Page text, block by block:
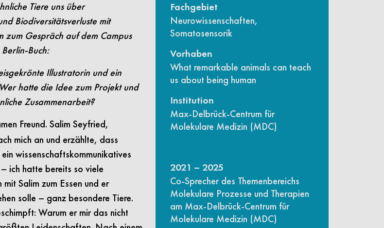
Tiere uns über
Biodiversitätsverluste mit
zum Gespräch aufdem Campus
Buch:
Illustratorin und ein
hatte die Idee zum Projekt und
Zusammenarbeit?
Freund. Salim Seyfried,
mich an und erzählte, dass
wissenschaftskommunikatives
ich hatte bereits so viele
Salim zum Essen und er
solle – ganz besondere Tiere.
Warum er mir das nicht
Fachgebiet
Neurowissenschaften,
Somatosensorik
Vorhaben
What remarkable animals can teach
us about being human
Institution
Max-Delbrück-Centrum für
Molekulare Medizin (MDC)
2021 – 2025
Co-Sprecher des Themenbereichs
Molekulare Prozesse und Therapien
am Max-Delbrück-Centrum für
Molekulare Medizin (MDC)